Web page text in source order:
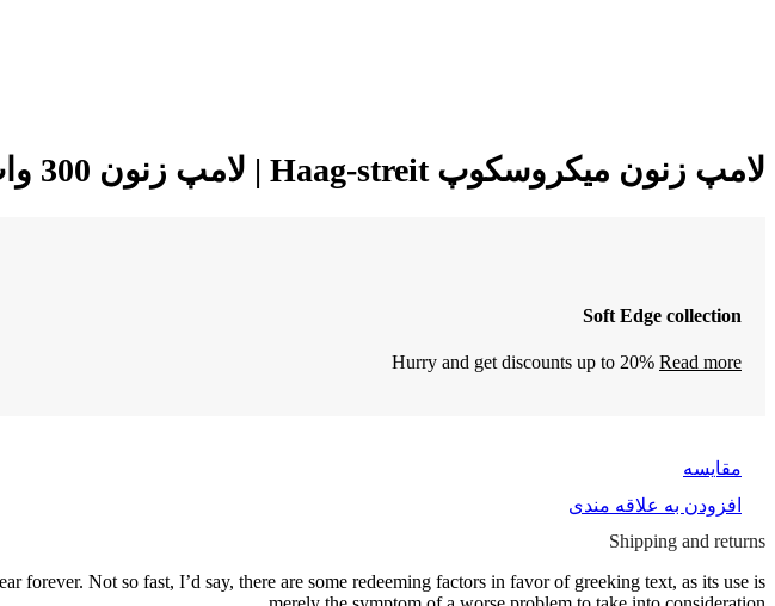
لامپ زنون میکروسکوپ Haag-streit | لامپ زنون 300 وات Y1958
Soft Edge collection
Hurry and get discounts up to 20% Read more
مقایسه
افزودن به علاقه مندی
Shipping and returns
Not so fast, I’d say, there are some redeeming factors in favor of greeking text, as its use is